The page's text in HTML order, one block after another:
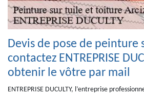
Devis de pose de peinture
contactez ENTREPRISE
obtenir le vôtre par mail
ENTREPRISE DUCULTY, l’entreprise